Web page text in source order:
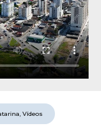
, Vídeos